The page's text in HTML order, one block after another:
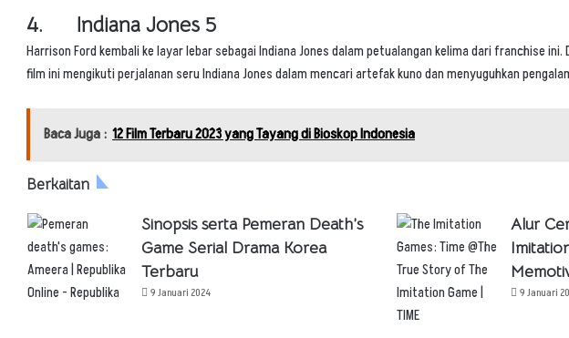
4. Indiana Jones 5
Harrison Ford kembali ke layar lebar sebagai Indiana Jones dalam petualangan kelima dari franchise ini.
film ini mengikuti perjalanan seru Indiana Jones dalam mencari artefak kuno dan menyuguhkan
Baca Juga : 12 Film Terbaru 2023 yang Tayang di Bioskop Indonesia
Berkaitan
Sinopsis serta Pemeran Death’s
Game Serial Drama Korea
Terbaru
9 Januari 2024
Alur
9 Januari